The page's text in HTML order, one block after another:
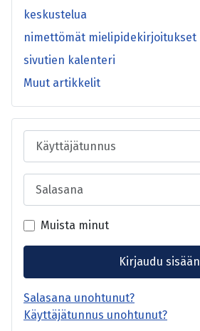
keskustelua
nimettömät mielipidekirjoitukset
sivutien kalenteri
Muut artikkelit
Käyttäjätunnus
Salasana
Muista minut
Kirjaudu sisään
Salasana unohtunut?
Käyttäjätunnus unohtunut?